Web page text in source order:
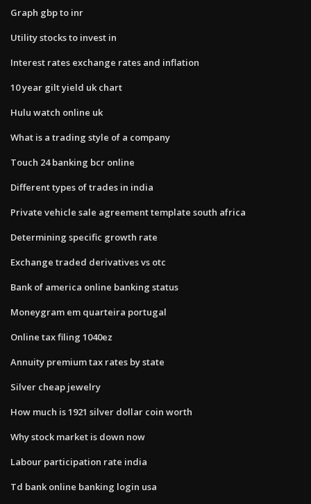
Graph gbp to inr
Utility stocks to invest in
Interest rates exchange rates and inflation
10 year gilt yield uk chart
Hulu watch online uk
What is a trading style of a company
Touch 24 banking bcr online
Different types of trades in india
Private vehicle sale agreement template south africa
Determining specific growth rate
Exchange traded derivatives vs otc
Bank of america online banking status
Moneygram em quarteira portugal
Online tax filing 1040ez
Annuity premium tax rates by state
Silver cheap jewelry
How much is 1921 silver dollar coin worth
Why stock market is down now
Labour participation rate india
Td bank online banking login usa